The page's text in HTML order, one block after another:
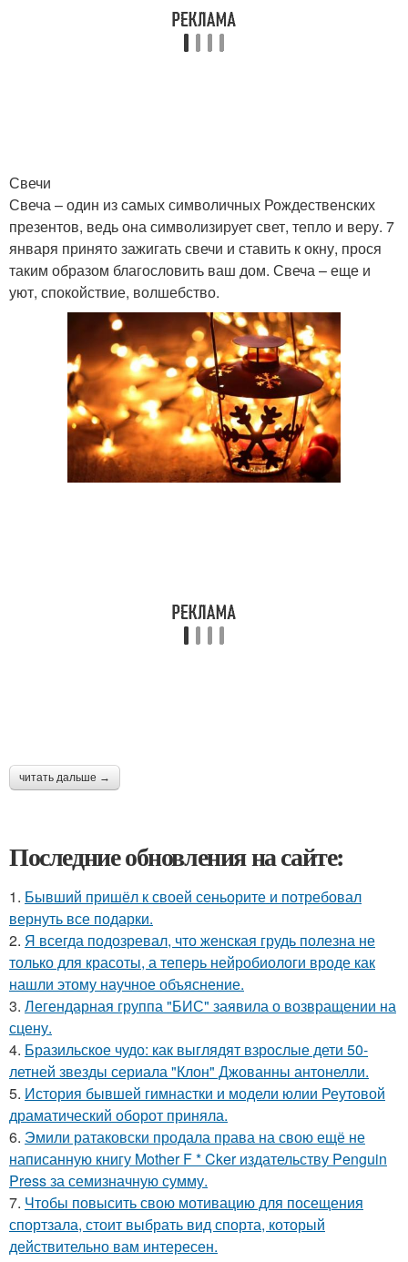
Свечи
Свеча – один из самых символичных Рождественских
презентов, ведь она символизирует свет, тепло и веру. 7
января принято зажигать свечи и ставить к окну, прося
таким образом благословить ваш дом. Свеча – еще и
уют, спокойствие, волшебство.
читать дальше →
Последние обновления на сайте:
1. Бывший пришёл к своей сеньорите и потребовал
вернуть все подарки.
2. Я всегда подозревал, что женская грудь полезна не
только для красоты, а теперь нейробиологи вроде как
нашли этому научное объяснение.
3. Легендарная группа "БИС" заявила о возвращении на
сцену.
4. Бразильское чудо: как выглядят взрослые дети 50-
летней звезды сериала "Клон" Джованны антонелли.
5. История бывшей гимнастки и модели юлии Реутовой
драматический оборот приняла.
6. Эмили ратаковски продала права на свою ещё не
написанную книгу Mother F * Cker издательству Penguin
Press за семизначную сумму.
7. Чтобы повысить свою мотивацию для посещения
спортзала, стоит выбрать вид спорта, который
действительно вам интересен.